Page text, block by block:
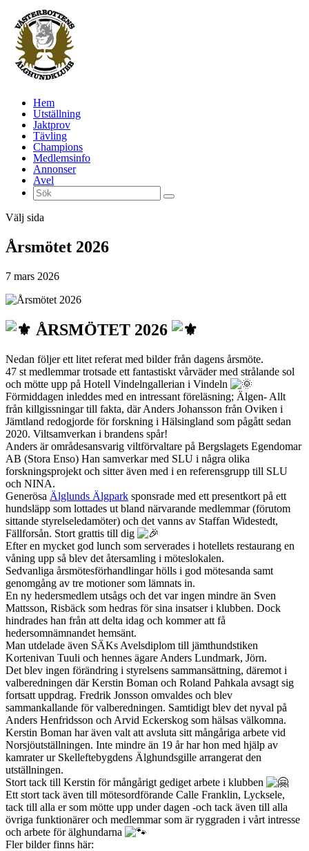
Hem
Utställning
Jaktprov
Tävling
Champions
Medlemsinfo
Annonser
Avel
Välj sida
Årsmötet 2026
7 mars 2026
ÅRSMÖTET 2026
Nedan följer ett litet referat med bilder från dagens årsmöte.
47 st medlemmar trotsade ett fantastiskt vårväder med strålande sol
och mötte upp på Hotell Vindelngallerian i Vindeln
Förmiddagen inleddes med en intressant föreläsning; Älgen- Allt
från killgissningar till fakta, där Anders Johansson från Oviken i
Jämtland redogjorde för forskning i Hälsingland som pågått sedan
2020. Viltsamverkan i brandens spår!
Anders är områdesansvarig viltförvaltare på Bergslagets Egendomar
AB (Stora Enso) Han samverkar med SLU i några olika
forskningsprojekt och sitter även med i en referensgrupp till SLU
och NINA.
Generösa Älglunds Älgpark sponsrade med ett presentkort på ett
hundsläpp som lottades ut bland närvarande medlemmar (förutom
sittande styrelseledamöter) och det vanns av Staffan Widestedt,
Fällforsån. Stort grattis till dig
Efter en mycket god lunch som serverades i hotellets restaurang en
våning upp så blev det återsamling i möteslokalen.
Sedvanliga årsmötesförhandlingar hölls i god mötesanda samt
genomgång av tre motioner som lämnats in.
En ny hedersmedlem utsågs och det var ingen mindre än Sven
Mattsson, Risbäck som hedras för sina insatser i klubben. Dock
hindrades han från att delta idag och kommer att få
hedersomnämnandet hemsänt.
Man utdelade även SÄKs Avelsdiplom till jämthundstiken
Kortenivan Tuuli och hennes ägare Anders Lundmark, Jörn.
Det blev ingen förändring i styrelsens sammansättning, däremot i
valberedningen där Kerstin Boman och Roland Pahkala avsagt sig
fortsatt uppdrag. Fredrik Jonsson omvaldes och blev
sammankallande för valberedningen. Samtidigt blev det nyval på
Anders Henfridsson och Arvid Eckerskog som hälsas välkomna.
Kerstin Boman har även valt att avsluta sitt mångåriga arbete vid
Norsjöutställningen. Inte mindre än 19 år har hon med hjälp av
kamrater ur Skelleftebygdens Älghundsgille arrangerat den
utställningen.
Stort tack till Kerstin för mångårigt gediget arbete i klubben
Ett stort tack även till mötesordförande Calle Franklin, Lycksele,
tack till alla er som mötte upp under dagen -och tack även till alla
övriga funktionärer och medlemmar som är ryggraden i vårt intresse
och arbete för älghundarna
Fler bilder finns här: